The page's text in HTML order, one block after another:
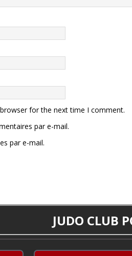
for the next time I comment.
par e-mail.
par e-mail.
JUDO CLUB